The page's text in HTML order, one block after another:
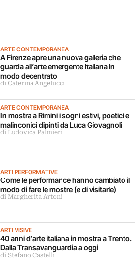
ARTE CONTEMPORANEA
A Firenze apre una nuova galleria che
guarda all’arte emergente italiana in
modo decentrato
di Caterina Angelucci
ARTE CONTEMPORANEA
In mostra a Rimini i sogni estivi, poetici e
malinconici dipinti da Luca Giovagnoli
di Ludovica Palmieri
ARTI PERFORMATIVE
Come le performance hanno cambiato il
modo di fare le mostre (e di visitarle)
di Margherita Artoni
ARTI VISIVE
40 anni d’arte italiana in mostra a Trento.
Dalla Transavanguardia a oggi
di Stefano Castelli